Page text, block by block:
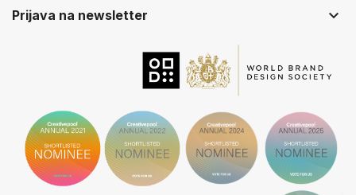
Prijava na newsletter keyboard_arrow_down